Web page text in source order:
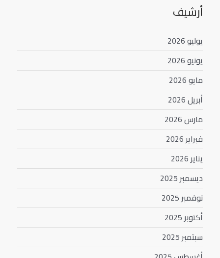
أرشيف
يوليو 2026
يونيو 2026
مايو 2026
أبريل 2026
مارس 2026
فبراير 2026
يناير 2026
ديسمبر 2025
نوفمبر 2025
أكتوبر 2025
سبتمبر 2025